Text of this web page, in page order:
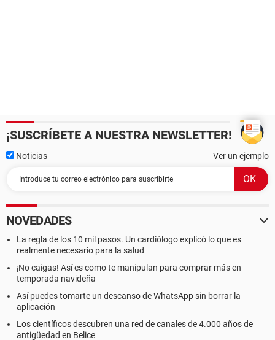
¡SUSCRÍBETE A NUESTRA NEWSLETTER!
Noticias Ver un ejemplo
NOVEDADES
La regla de los 10 mil pasos. Un cardiólogo explicó lo que es
realmente necesario para la salud
¡No caigas! Así es como te manipulan para comprar más en
temporada navideña
Así puedes tomarte un descanso de WhatsApp sin borrar la
aplicación
Los científicos descubren una red de canales de 4.000 años de
antigüedad en Belice